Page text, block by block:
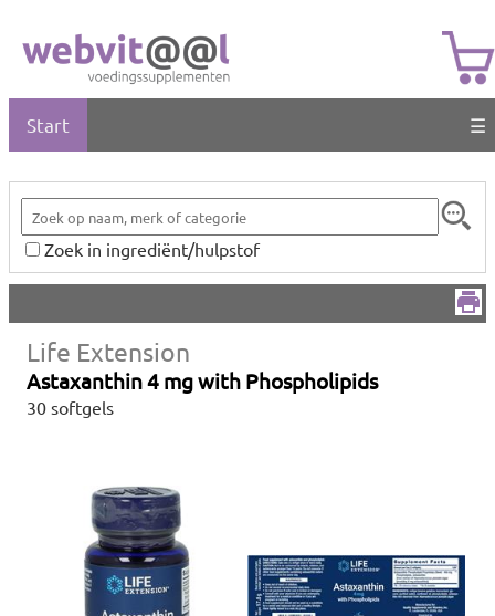
Start ☰
Zoek in ingrediënt/hulpstof
Life Extension
Astaxanthin 4 mg with Phospholipids
30 softgels